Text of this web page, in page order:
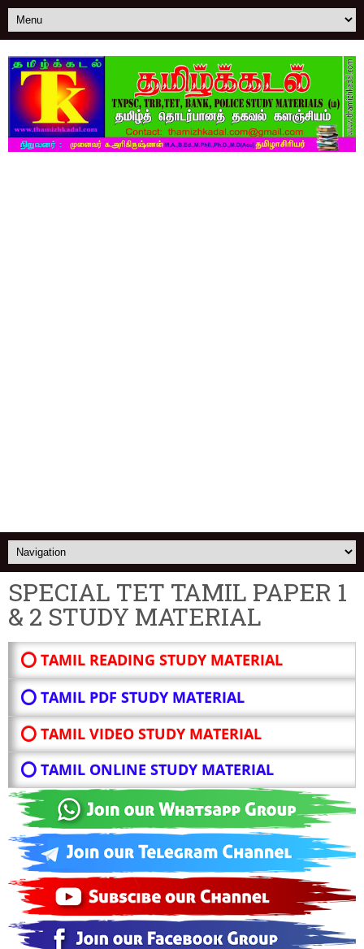
SPECIAL TET TAMIL PAPER 1
& 2 STUDY MATERIAL
⭕ TAMIL READING STUDY MATERIAL
⭕ TAMIL PDF STUDY MATERIAL
⭕ TAMIL VIDEO STUDY MATERIAL
⭕ TAMIL ONLINE STUDY MATERIAL